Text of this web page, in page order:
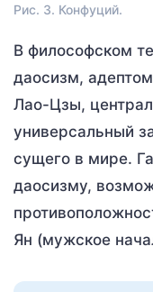
Рис. 3. Конфуций.
В философском
даосизм,
Лао-Цзы,
универсальный
сущего в мире.
даосизму,
Ян (мужское